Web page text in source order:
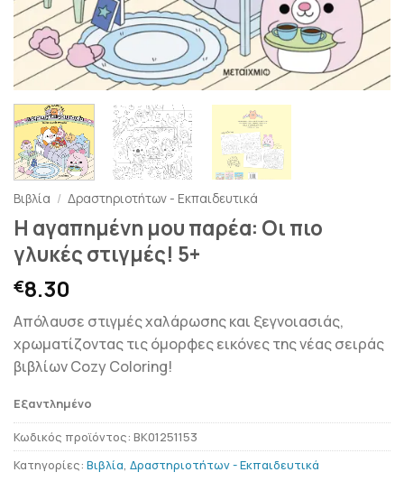
Βιβλία / Δραστηριοτήτων - Εκπαιδευτικά
Η αγαπημένη μου παρέα: Οι πιο
γλυκές στιγμές! 5+
€8.30
Απόλαυσε στιγμές χαλάρωσης και ξεγνοιασιάς,
χρωματίζοντας τις όμορφες εικόνες της νέας σειράς
βιβλίων Cozy Coloring!
Εξαντλημένο
Κωδικός προϊόντος: BK01251153
Κατηγορίες: Βιβλία, Δραστηριοτήτων - Εκπαιδευτικά